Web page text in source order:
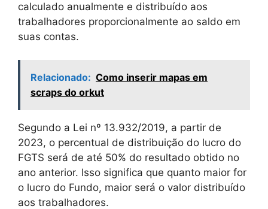
calculado anualmente e distribuído aos
trabalhadores proporcionalmente ao saldo em
suas contas.
Relacionado: Como inserir mapas em
scraps do orkut
Segundo a Lei nº 13.932/2019, a partir de
2023, o percentual de distribuição do lucro do
FGTS será de até 50% do resultado obtido no
ano anterior. Isso significa que quanto maior for
o lucro do Fundo, maior será o valor distribuído
aos trabalhadores.